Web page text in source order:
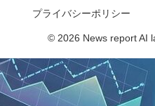
プライバシーポリシー
© 2026 News report AI